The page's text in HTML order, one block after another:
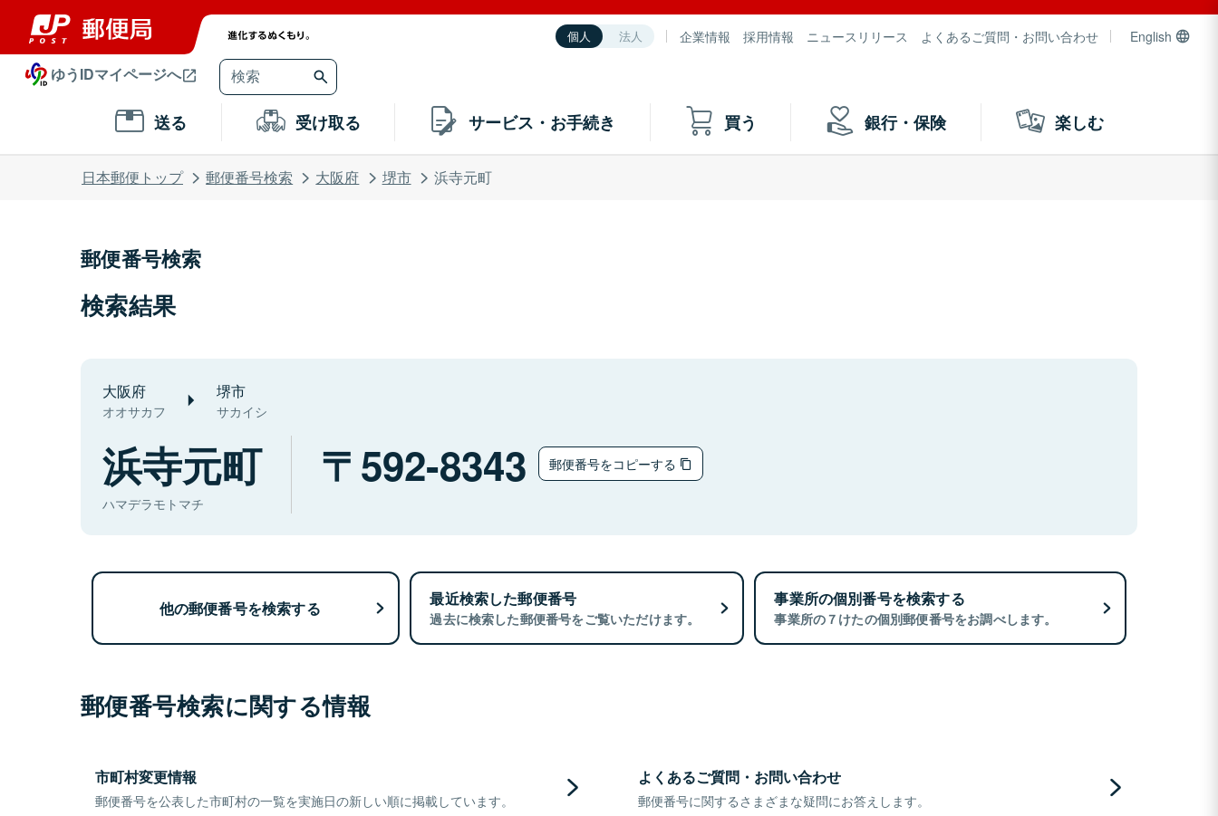
個人 法人 企業情報 採用情報 ニュースリリース よくあるご質問・お問い合わせ English
ゆうIDマイページへ
送る 受け取る サービス・お手続き 買う 銀行・保険 楽しむ
日本郵便トップ 郵便番号検索 大阪府 堺市 浜寺元町
郵便番号検索
検索結果
大阪府
オオサカフ
堺市
サカイシ
浜寺元町
ハマデラモトマチ
592-8343 郵便番号をコピーする
他の郵便番号を検索する 最近検索した郵便番号
過去に検索した郵便番号をご覧いただけます。
事業所の個別番号を検索する
事業所の７けたの個別郵便番号をお調べします。
郵便番号検索に関する情報
市町村変更情報
郵便番号を公表した市町村の一覧を実施日の新しい順に掲載しています。
よくあるご質問・お問い合わせ
郵便番号に関するさまざまな疑問にお答えします。